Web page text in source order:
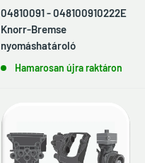
04810091 - 048100910222E
Knorr-Bremse
nyomáshatároló
Hamarosan újra raktáron